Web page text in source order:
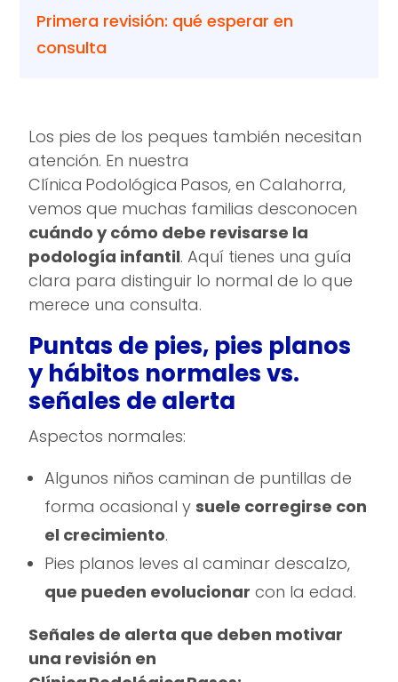
Primera revisión: qué esperar en
consulta
Los pies de los peques también necesitan
atención. En nuestra
Clínica Podológica Pasos, en Calahorra,
vemos que muchas familias desconocen
cuándo y cómo debe revisarse la
podología infantil. Aquí tienes una guía
clara para distinguir lo normal de lo que
merece una consulta.
Puntas de pies, pies planos
y hábitos normales vs.
señales de alerta
Aspectos normales:
Algunos niños caminan de puntillas de
forma ocasional ysuele corregirse con
el crecimiento.
Pies planos leves al caminar descalzo,
que pueden evolucionar con la edad.
Señales de alerta que deben motivar
una revisión en